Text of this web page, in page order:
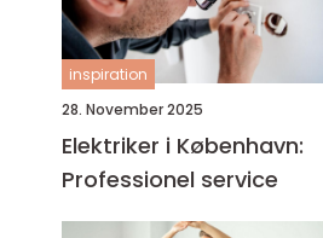
inspiration
28. November 2025
Elektriker i København:
Professionel service